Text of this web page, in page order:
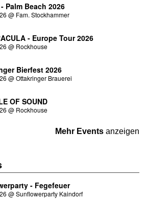
Palm Beach 2026
@ Fam. Stockhammer
- Europe Tour 2026
@ Rockhouse
Bierfest 2026
@Ottakringer Brauerei
OF SOUND
@ Rockhouse
Mehr Events anzeigen
- Fegefeuer
@Sunflowerparty Kaindorf